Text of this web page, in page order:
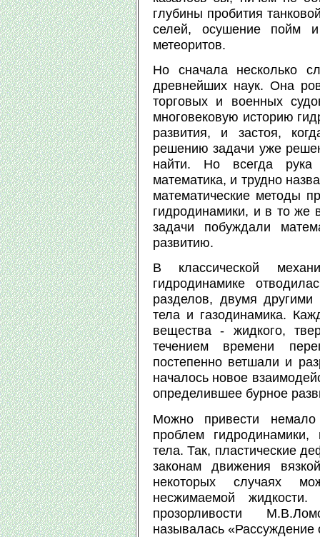
глубины пробития
селей, осушение пойм
метеоритов.
Но сначала несколько
древнейших наук. Она
торговых и военных
многовековую историю
развития, и застоя,
решению задачи уже
найти. Но всегда
математика, и трудно
математические методы
гидродинамики, и в то же
задачи побуждали
развитию.
В классической
гидродинамике
разделов, двумя
тела и газодинамика.
вещества - жидкого,
течением времени
постепенно ветшали и
началось новое
определившее бурное
Можно привести немало
проблем гидродинамики,
тела. Так, пластические
законам движения
некоторых случаях
несжимаемой
прозорливости
называлась «Рассуждение